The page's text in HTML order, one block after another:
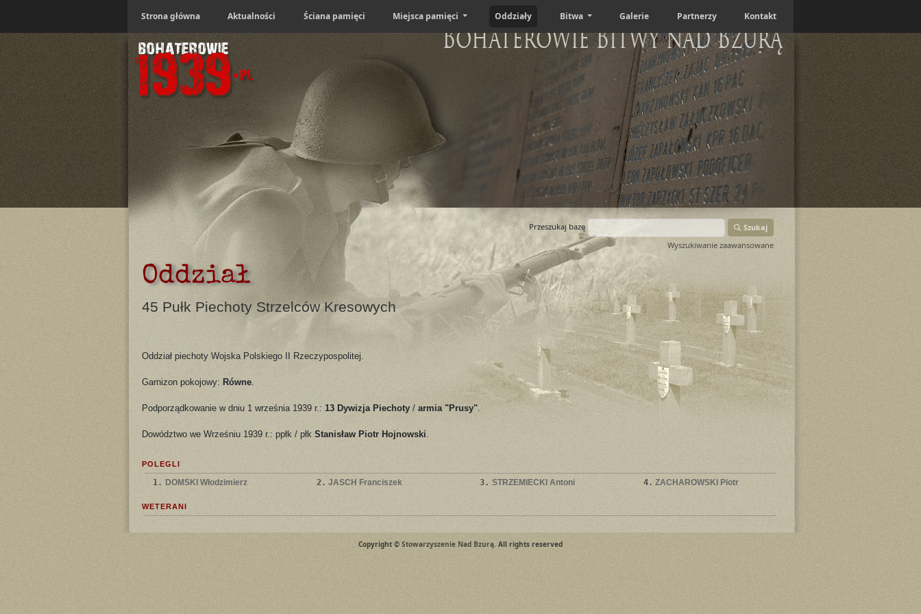
Strona główna Aktualności Ściana pamięci Miejsca pamięci Oddziały Bitwa Galerie Partnerzy Kontakt
Bohaterowie Bitwy nad Bzurą
Przeszukaj bazę
Szukaj
Wyszukiwanie zaawansowane
Oddział
45 Pułk Piechoty Strzelców Kresowych
Oddział piechoty Wojska Polskiego II Rzeczypospolitej.
Garnizon pokojowy: Równe
Podporządkowanie w dniu 1 września 1939 r.: 13 Dywizja Piechoty / armia "Prusy"
Dowództwo we Wrześniu 1939 r.: ppłk / płk Stanisław Piotr Hojnowski
POLEGLI
1. DOMSKI Włodzimierz 2. JASCH Franciszek 3. STRZEMIECKI Antoni 4. ZACHAROWSKI Piotr
WETERANI
Copyright © Stowarzyszenie Nad Bzurą. All rights reserved